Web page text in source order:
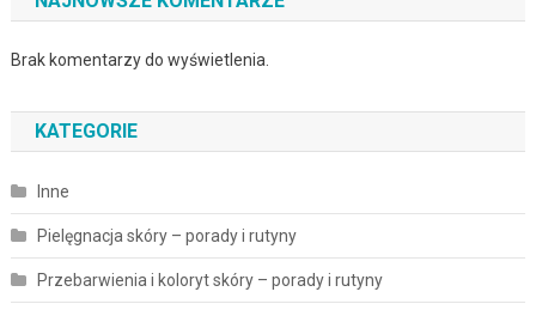
Brak komentarzy do wyświetlenia.
KATEGORIE
Inne
Pielęgnacja skóry – porady i rutyny
Przebarwienia i koloryt skóry – porady i rutyny